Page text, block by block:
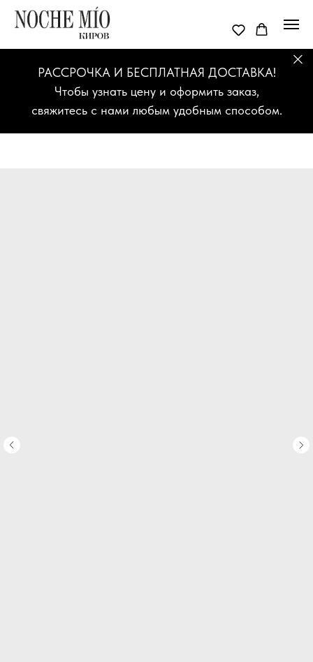
РАССРОЧКА И БЕСПЛАТНАЯ ДОСТАВКА!
Чтобы узнать цену и оформить заказ,
свяжитесь с нами любым удобным способом.